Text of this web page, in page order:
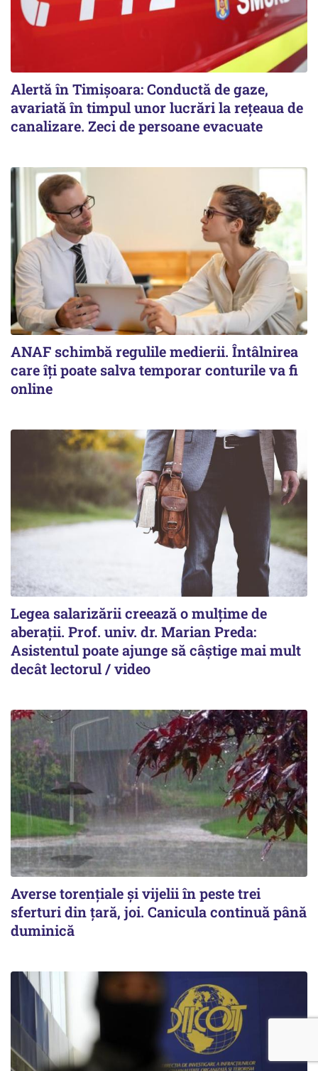
Alertă în Timișoara: Conductă de gaze,
avariată în timpul unor lucrări la rețeaua de
canalizare. Zeci de persoane evacuate
ANAF schimbă regulile medierii. Întâlnirea
care îți poate salva temporar conturile va fi
online
Legea salarizării creează o mulțime de
aberații. Prof. univ. dr. Marian Preda:
Asistentul poate ajunge să câștige mai mult
decât lectorul / video
Averse torențiale și vijelii în peste trei
sferturi din țară, joi. Canicula continuă până
duminică